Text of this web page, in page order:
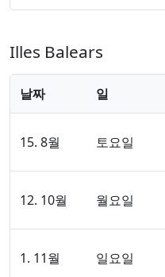
Illes Balears
날짜 일
15. 8월 토요일
12. 10월 월요일
1. 11월 일요일